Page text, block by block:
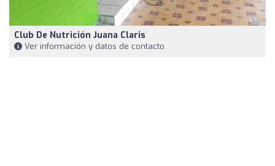
Club De Nutrición Juana Claris
Ver información y datos de contacto